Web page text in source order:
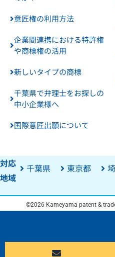
意匠権の利用方法
企業間連携における特許権
や商標権の活用
新しいタイプの商標
千葉県で弁理士をお探しの
中小企業様へ
国際意匠出願について
対応
地域
千葉県 東京都
©2026 Kameyama patent &